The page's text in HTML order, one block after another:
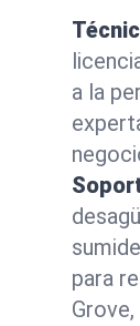
a la
para
Grove,